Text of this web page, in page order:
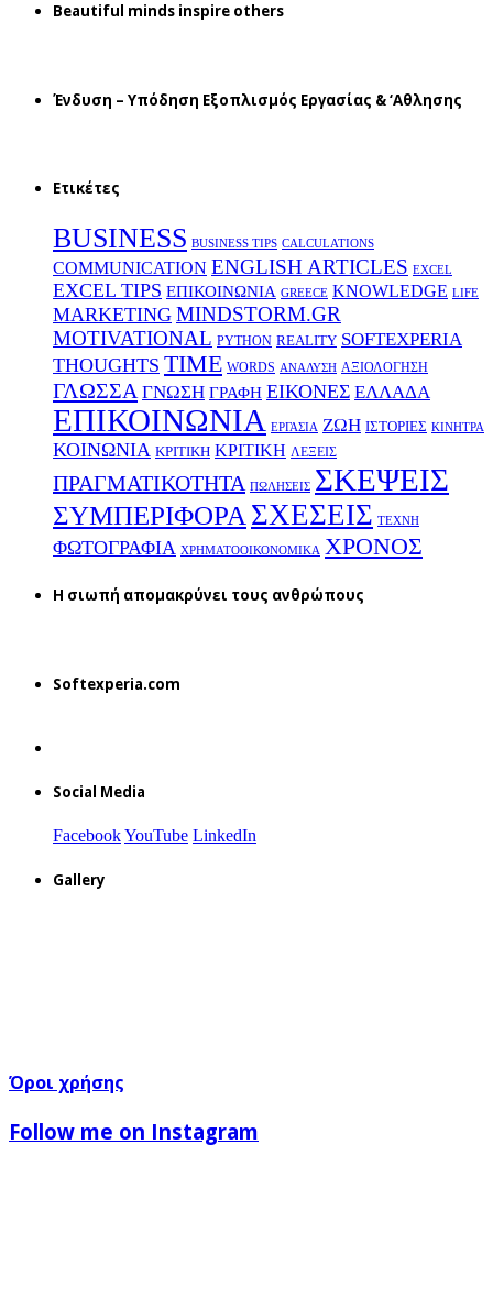
Beautiful minds inspire others
Ένδυση – Υπόδηση Εξοπλισμός Εργασίας & ‘Aθλησης
Ετικέτες
BUSINESS BUSINESS TIPS CALCULATIONS
COMMUNICATION ENGLISH ARTICLES EXCEL
EXCEL TIPS EΠΙΚΟΙΝΩΝΙΑ GREECE KNOWLEDGE LIFE
MARKETING MINDSTORM.GR
MOTIVATIONAL PYTHON REALITY SOFTEXPERIA
THOUGHTS TIME WORDS ΑΝΑΛΥΣΗ ΑΞΙΟΛΟΓΗΣΗ
ΓΛΩΣΣΑ ΓΝΩΣΗ ΓΡΑΦΗ ΕΙΚΟΝΕΣ ΕΛΛΑΔΑ
ΕΠΙΚΟΙΝΩΝΙΑ ΕΡΓΑΣΙΑ ΖΩΗ ΙΣΤΟΡΙΕΣ ΚΙΝΗΤΡΑ
ΚΟΙΝΩΝΙΑ ΚΡΙΤΙΚΗ ΚΡΙΤΙΚΗ ΛΕΞΕΙΣ
ΠΡΑΓΜΑΤΙΚΟΤΗΤΑ ΠΩΛΗΣΕΙΣ ΣΚΕΨΕΙΣ
ΣΥΜΠΕΡΙΦΟΡΑΣΧΕΣΕΙΣ ΤΕΧΝΗ
ΦΩΤΟΓΡΑΦΙΑ ΧΡΗΜΑΤΟΟΙΚΟΝΟΜΙΚΑ ΧΡΟΝΟΣ
H σιωπή απομακρύνει τους ανθρώπους
Softexperia.com
Social Media
FacebookYouTube LinkedIn
Gallery
Όροι χρήσης
Follow me on Instagram